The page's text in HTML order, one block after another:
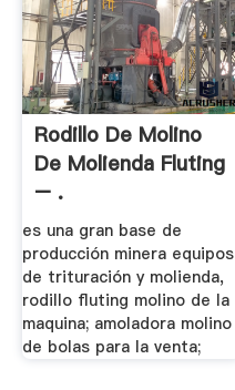
Rodillo De Molino
De Molienda Fluting
– .
es una gran base de
producción minera equipos
de trituración y molienda,
rodillo fluting molino de la
maquina; amoladora molino
de bolas para la venta;